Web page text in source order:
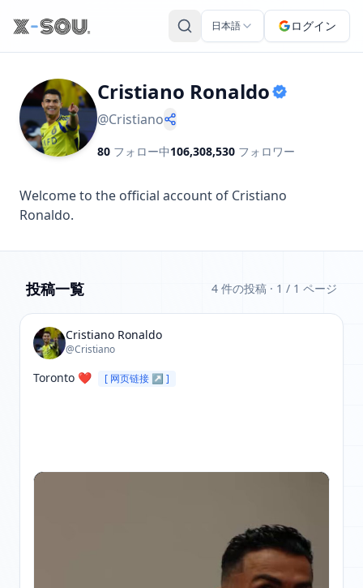
日本語 ログイン
Cristiano Ronaldo
@Cristiano
80 フォロー中106,308,530 フォロワー
Welcome to the official account of Cristiano
Ronaldo.
投稿一覧 4 件の投稿 · 1 / 1 ページ
Cristiano Ronaldo
@Cristiano
Toronto ❤️ [ 网页链接 ↗ ]